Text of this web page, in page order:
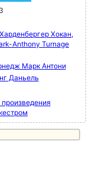
Хокан,
Anthony Turnage
Марк Антони
Даньель